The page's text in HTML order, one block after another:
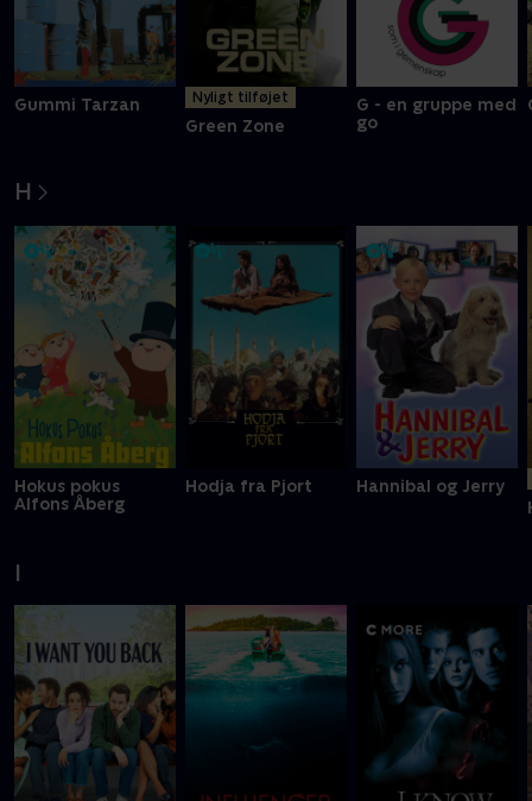
Gummi Tarzan Nyligt tilføjet
Green Zone
G - en gruppe med
go
H
Hokus pokus
Alfons Åberg
Hodja fra Pjort
Hannibal og Jerry
I